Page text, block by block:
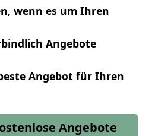
wenn es um Ihren
Angebote
Angebot für Ihren
Angebote